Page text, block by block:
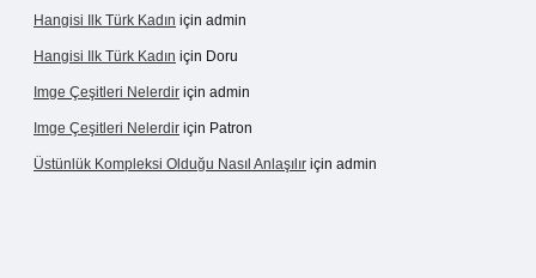
Hangisi Ilk Türk Kadın için admin
Hangisi Ilk Türk Kadın için Doru
Imge Çeşitleri Nelerdir için admin
Imge Çeşitleri Nelerdir için Patron
Üstünlük Kompleksi Olduğu Nasıl Anlaşılır için admin